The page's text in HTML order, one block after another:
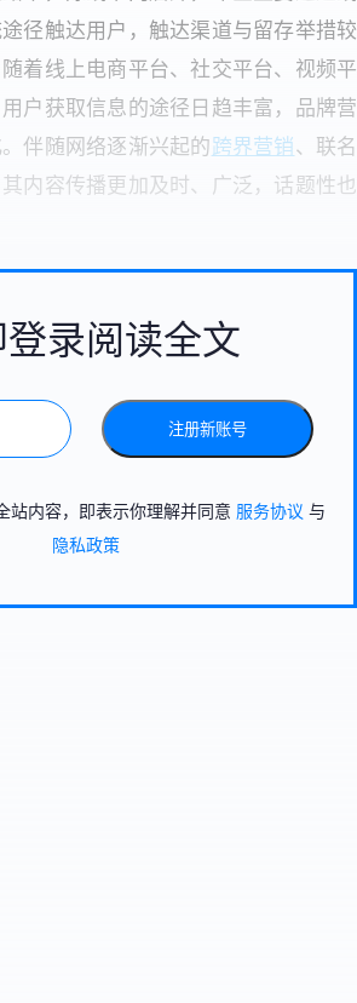
途径触达用户，触达渠道与留存举措较
着线上电商平台、社交平台、视频平
户获取信息的途径日趋丰富，品牌营
伴随网络逐渐兴起的跨界营销、联名
内容传播更加及时、广泛，话题性也
登录阅读全文
注册新账号
站内容，即表示你理解并同意 服务协议 与
隐私政策